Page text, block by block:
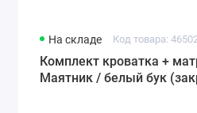
На складе Код товара:
Комплект кроватка +
Маятник / белый бук